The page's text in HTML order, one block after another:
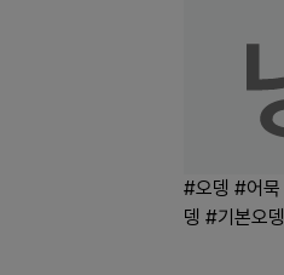
#오뎅 #어묵
뎅 #기본오뎅